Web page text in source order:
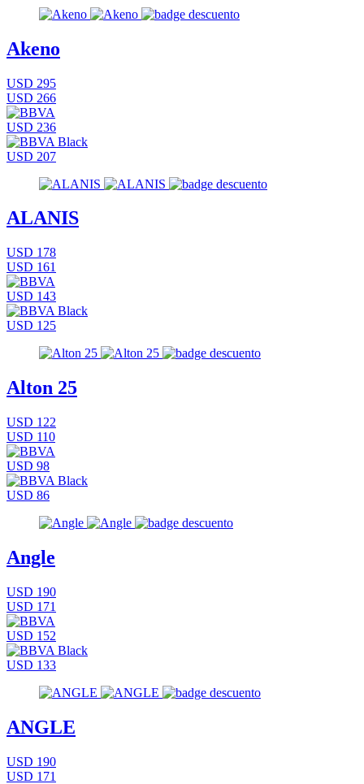
Akeno
USD 295
USD 266
USD 236
USD 207
ALANIS
USD 178
USD 161
USD 143
USD 125
Alton 25
USD 122
USD 110
USD 98
USD 86
Angle
USD 190
USD 171
USD 152
USD 133
ANGLE
USD 190
USD 171